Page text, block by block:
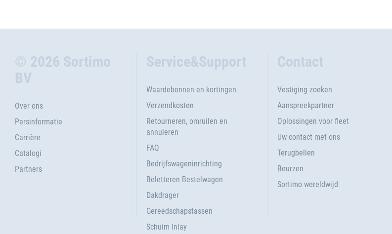
© 2026 Sortimo
BV
Over ons
Persinformatie
Carrière
Catalogi
Partners
Service&Support
Waardebonnen en kortingen
Verzendkosten
Retourneren, omruilen en
annuleren
FAQ
Bedrijfswageninrichting
Beletteren Bestelwagen
Dakdrager
Gereedschapstassen
Schuim Inlay
Contact
Vestiging zoeken
Aanspreekpartner
Oplossingen voor fleet
Uw contact met ons
Terugbellen
Beurzen
Sortimo wereldwijd